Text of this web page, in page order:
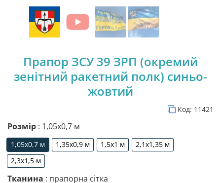
Прапор ЗСУ 39 ЗРП (окремий
зенітний ракетний полк) синьо-
жовтий
Код: 11421
Розмір : 1,05х0,7 м
1,05х0,7 м
1,05х0,7 м
1,35х0,9 м
1,35х0,9 м
1,5х1 м
1,5х1 м
2,1х1,35 м
2,1х1,35 м
2,3х1,5 м
2,3х1,5 м
Тканина : прапорна сітка